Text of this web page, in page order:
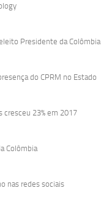
Presidente da Colômbia
do CPRM no Estado
cresceu 23% em 2017
Colômbia
nas redes sociais